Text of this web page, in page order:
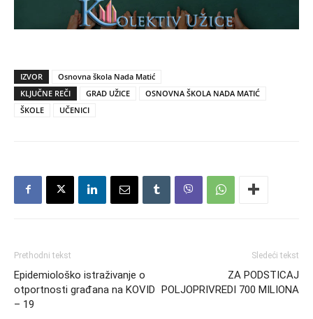
IZVOR
Osnovna škola Nada Matić
KLJUČNE REČI
GRAD UŽICE
OSNOVNA ŠKOLA NADA MATIĆ
ŠKOLE
UČENICI
Prethodni tekst
Epidemiološko istraživanje o
otportnosti građana na KOVID
– 19
Sledeći tekst
ZA PODSTICAJ
POLJOPRIVREDI 700 MILIONA